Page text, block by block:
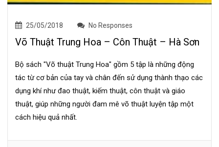
25/05/2018 No Responses
Võ Thuật Trung Hoa – Côn Thuật – Hà Sơn
Bộ sách "Võ thuật Trung Hoa" gồm 5 tập là những động
tác từ cơ bản của tay và chân đến sử dụng thành thạo các
dụng khí như đao thuật, kiếm thuật, côn thuật và giáo
thuật, giúp những người đam mê võ thuật luyện tập một
cách hiệu quả nhất.